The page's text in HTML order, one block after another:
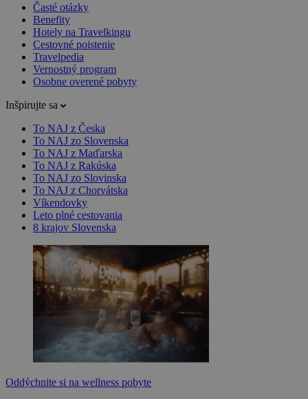
Časté otázky
Benefity
Hotely na Travelkingu
Cestovné poistenie
Travelpedia
Vernostný program
Osobne overené pobyty
Inšpirujte sa
To NAJ z Česka
To NAJ zo Slovenska
To NAJ z Maďarska
To NAJ z Rakúska
To NAJ zo Slovinska
To NAJ z Chorvátska
Víkendovky
Leto plné cestovania
8 krajov Slovenska
Oddýchnite si na wellness pobyte